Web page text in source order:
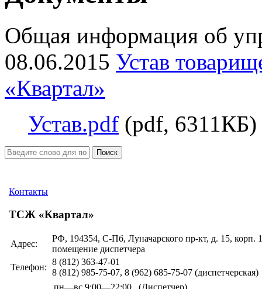
Общая информация об
08.06.2015 Устав
«Квартал»
Устав.pdf (pdf, 6311КБ)
Поиск
Контакты
ТСЖ «Квартал»
Адрес:
РФ, 194354, С-Пб, Луначарского пр-кт, д. 15, корп.
помещение диспетчера
Телефон:
8 (812) 363-47-01
8 (812) 985-75-07, 8 (962) 685-75-07 (диспетчерская)